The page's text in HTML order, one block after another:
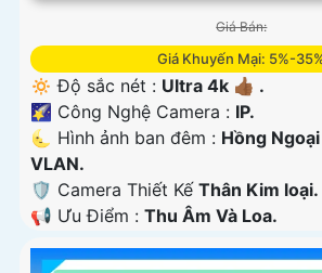
Giá Bán:
Giá Khuyến Mại: 5%-
🔅 Độ sắc nét : Ultra 4k 👍🏾 .
🌠 Công Nghệ Camera : IP.
🌜 Hình ảnh ban đêm : Hồng
VLAN.
🛡 Camera Thiết Kế Thân Kim loại.
️📢 Ưu Điểm : Thu Âm Và Loa.